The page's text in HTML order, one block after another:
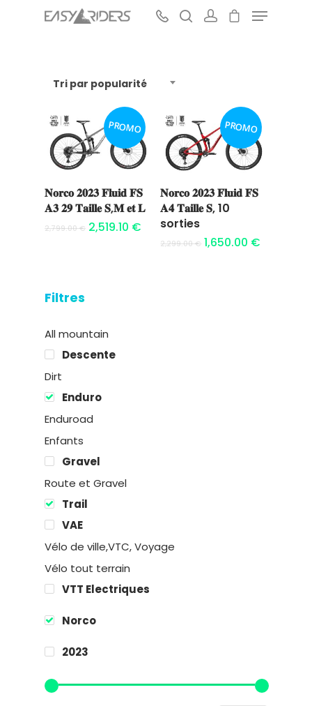
Hit enter to search or ESC to close
Tri par popularité
Filtres
All mountain
Descente
Dirt
Enduro
Enduroad
Enfants
Gravel
Route et Gravel
Trail
VAE
Vélo de ville,VTC, Voyage
Vélo tout terrain
VTT Electriques
Norco
2023
PROMO
Ajouter au
panier
𝐍𝐨𝐫𝐜𝐨 𝟐𝟎𝟐𝟑 𝐅𝐥𝐮𝐢𝐝 𝐅𝐒
𝐀𝟑 𝟐𝟗 𝐓𝐚𝐢𝐥𝐥𝐞 𝐒,𝐌 𝐞𝐭 𝐋
2,799.00€ 2,519.10 €
PROMO
Ajouter au
panier
𝐍𝐨𝐫𝐜𝐨 𝟐𝟎𝟐𝟑 𝐅𝐥𝐮𝐢𝐝 𝐅𝐒
𝐀𝟒 𝐓𝐚𝐢𝐥𝐥𝐞 𝐒, 10
sorties
2,299.00€ 1,650.00 €